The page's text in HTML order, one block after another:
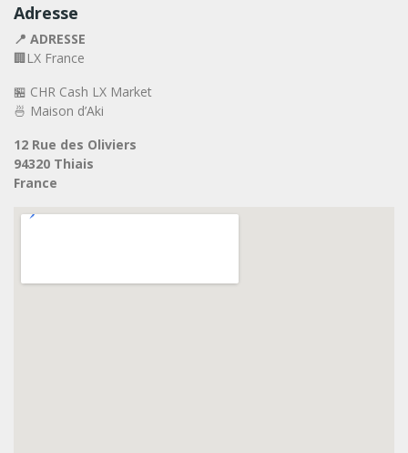
Adresse
📍 ADRESSE
🏢LX France
🏪 CHR Cash LX Market
🍜 Maison d’Aki
12 Rue des Oliviers
94320 Thiais
France